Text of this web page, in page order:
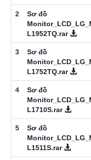
2
Sơ đồ
L1952TQ.rar
3
Sơ đồ
L1752TQ.rar
4
Sơ đồ
L1710S.rar
5
Sơ đồ
L1511S.rar